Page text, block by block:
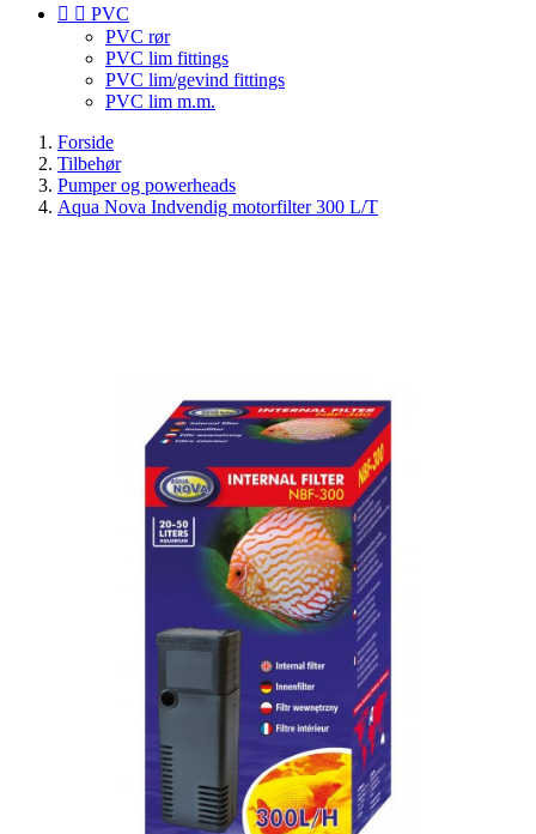
  PVC
PVC rør
PVC lim fittings
PVC lim/gevind fittings
PVC lim m.m.
Forside
Tilbehør
Pumper og powerheads
Aqua Nova Indvendig motorfilter 300 L/T